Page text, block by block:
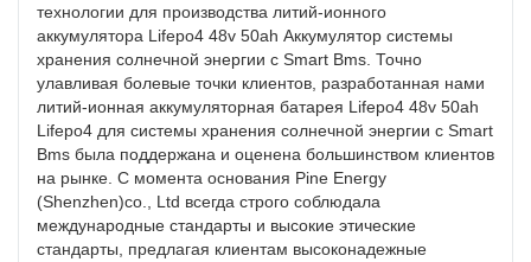
технологии для производства литий-ионного
аккумулятора Lifepo4 48v 50ah Аккумулятор системы
хранения солнечной энергии с Smart Bms. Точно
улавливая болевые точки клиентов, разработанная нами
литий-ионная аккумуляторная батарея Lifepo4 48v 50ah
Lifepo4 для системы хранения солнечной энергии с Smart
Bms была поддержана и оценена большинством клиентов
на рынке. С момента основания Pine Energy
(Shenzhen)co., Ltd всегда строго соблюдала
международные стандарты и высокие этические
стандарты, предлагая клиентам высоконадежные